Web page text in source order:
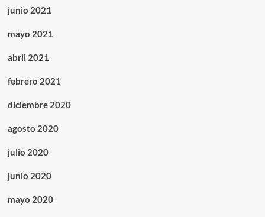
junio 2021
mayo 2021
abril 2021
febrero 2021
diciembre 2020
agosto 2020
julio 2020
junio 2020
mayo 2020